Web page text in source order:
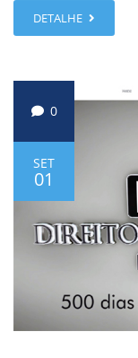
DETALHE
0
SET
01